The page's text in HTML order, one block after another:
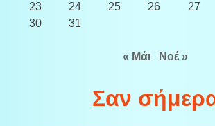
23
24 25 26 27
30
31
« Μάι Νοέ »
Σαν